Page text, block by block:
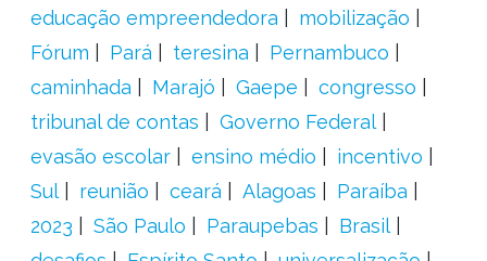
educação empreendedora
mobilização
Fórum
Pará teresina
Pernambuco
caminhada
Marajó Gaepe
congresso
tribunal de contas
Governo Federal
evasão escolar
ensino médio
incentivo
Sul
reunião ceará Alagoas
Paraíba
2023
São Paulo Paraupebas
Brasil